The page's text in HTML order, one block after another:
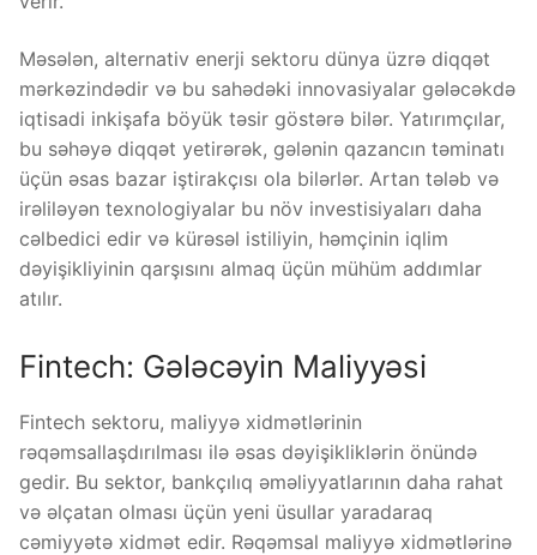
Məsələn, alternativ enerji sektoru dünya üzrə diqqət
mərkəzindədir və bu sahədəki innovasiyalar gələcəkdə
iqtisadi inkişafa böyük təsir göstərə bilər. Yatırımçılar,
bu səhəyə diqqət yetirərək, gələnin qazancın təminatı
üçün əsas bazar iştirakçısı ola bilərlər. Artan tələb və
irəliləyən texnologiyalar bu növ investisiyaları daha
cəlbedici edir və kürəsəl istiliyin, həmçinin iqlim
dəyişikliyinin qarşısını almaq üçün mühüm addımlar
atılır.
Fintech: Gələcəyin Maliyyəsi
Fintech sektoru, maliyyə xidmətlərinin
rəqəmsallaşdırılması ilə əsas dəyişikliklərin önündə
gedir. Bu sektor, bankçılıq əməliyyatlarının daha rahat
və əlçatan olması üçün yeni üsullar yaradaraq
cəmiyyətə xidmət edir. Rəqəmsal maliyyə xidmətlərinə